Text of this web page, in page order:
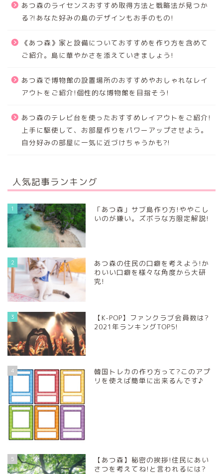
あつ森のライセンスおすすめ取得方法と戦略法が見つか
る⁈あなた好みの島のデザインもお手のもの!
《あつ森》家と設備についておすすめを作り方を含めて
ご紹介。島に華やかさを添えていきましょう!
あつ森で博物館の設置場所のおすすめやおしゃれなレイ
アウトをご紹介!個性的な博物館を目指そう!
あつ森のテレビ台を使ったおすすめレイアウトをご紹介!
上手に駆使して、お部屋作りをパワーアップさせよう。
自分好みの部屋に一気に近づけちゃうかも?!
人気記事ランキング
1
「あつ森」サブ島作り方!ややこし
いのが嫌い。ズボラな方限定解説!
2
あつ森の住民の口癖を考えよう!か
わいい口癖を様々な角度から大研
究!
3
【K-POP】ファンクラブ会員数は?
2021年ランキングTOP5!
4
韓国トレカの作り方って?このアプ
リを使えば簡単に出来るんです♪
5
【あつ森】秘密の挨拶!住民にあい
さつを考えてね!と言われるには?